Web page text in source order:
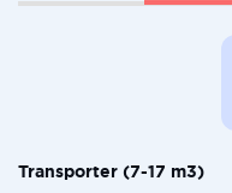
Transporter (7-17 m3)